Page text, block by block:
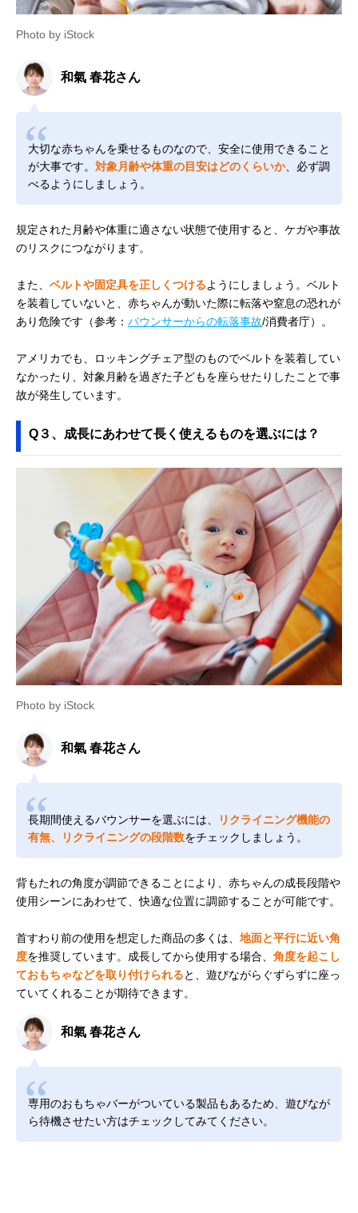
Photo by iStock
和氣 春花さん
大切な赤ちゃんを乗せるものなので、安全に使用できること
が大事です。 対象月齢や体重の目安はどのくらいか、必ず調
べるようにしましょう。
規定された月齢や体重に適さない状態で使用すると、ケガや事故
のリスクにつながります。
また、 ベルトや固定具を正しくつけるようにしましょう。ベルト
を装着していないと、赤ちゃんが動いた際に転落や窒息の恐れが
あり危険です（参考： バウンサーからの転落事故/消費者庁）。
アメリカでも、ロッキングチェア型のものでベルトを装着してい
なかったり、対象月齢を過ぎた子どもを座らせたりしたことで事
故が発生しています。
Q３、成長にあわせて長く使えるものを選ぶには？
Photo by iStock
和氣 春花さん
長期間使えるバウンサーを選ぶには、
リクライニング機能の
有無、リクライニングの段階数をチェックしましょう。
背もたれの角度が調節できることにより、赤ちゃんの成長段階や
使用シーンにあわせて、快適な位置に調節することが可能です。
首すわり前の使用を想定した商品の多くは、 地面と平行に近い角
度を推奨しています。成長してから使用する場合、 角度を起こし
ておもちゃなどを取り付けられると、遊びながらぐずらずに座っ
ていてくれることが期待できます。
和氣 春花さん
専用のおもちゃバーがついている製品もあるため、遊びなが
ら待機させたい方はチェックしてみてください。